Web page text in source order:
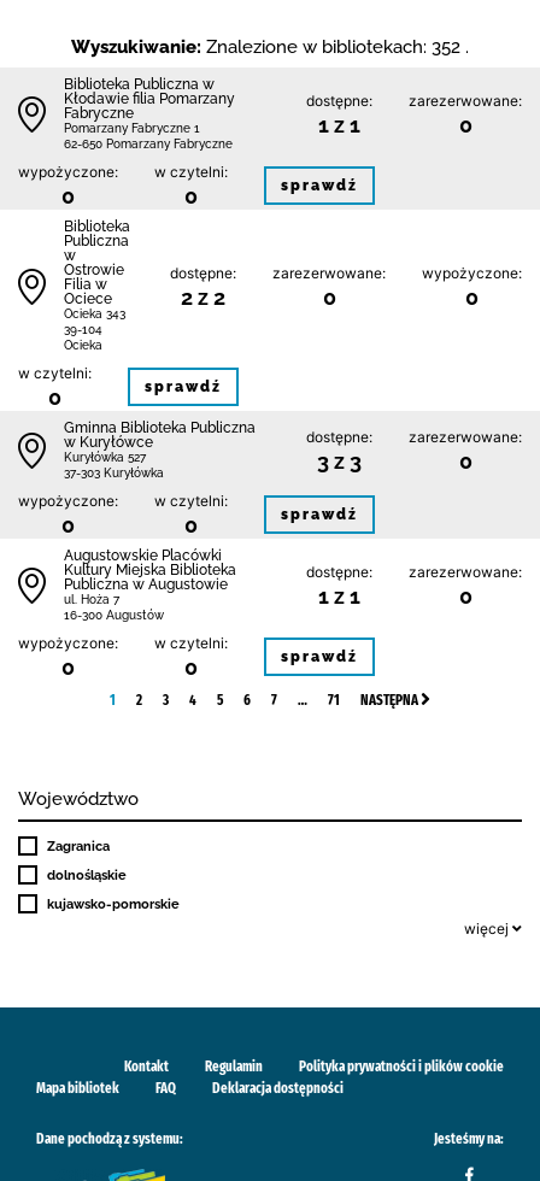
Wyszukiwanie: Znalezione w bibliotekach: 352 .
Biblioteka Publiczna w
Kłodawie filia Pomarzany
Fabryczne
Pomarzany Fabryczne 1
62-650 Pomarzany Fabryczne
dostępne:
1 z 1
zarezerwowane:
0
wypożyczone:
0
w czytelni:
0 sprawdź
Biblioteka
Publiczna
w
Ostrowie
Filia w
Ociece
Ocieka 343
39-104
Ocieka
dostępne:
2 z 2
zarezerwowane:
0
wypożyczone:
0
w czytelni:
0 sprawdź
Gminna Biblioteka Publiczna
w Kuryłówce
Kuryłówka 527
37-303 Kuryłówka
dostępne:
3 z 3
zarezerwowane:
0
wypożyczone:
0
w czytelni:
0 sprawdź
Augustowskie Placówki
Kultury Miejska Biblioteka
Publiczna w Augustowie
ul. Hoża 7
16-300 Augustów
dostępne:
1 z 1
zarezerwowane:
0
wypożyczone:
0
w czytelni:
0 sprawdź
1 2 3 4 5 6 7 … 71 NASTĘPNA
Województwo
Zagranica
dolnośląskie
kujawsko-pomorskie
więcej
Kontakt Regulamin
Polityka prywatności i plików cookie
Mapa bibliotek
FAQ Deklaracja dostępności
Dane pochodzą z systemu: Jesteśmy na: